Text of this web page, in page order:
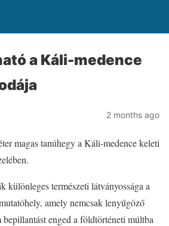
a Káli-medence
2 months ago
magas tanúhegy a Káli-medence keleti
természeti látványossága a
amely nemcsak lenyűgöző
enged a földtörténeti múltba